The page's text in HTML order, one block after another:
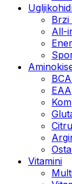
Brzi
All-
EAA
Vitamini